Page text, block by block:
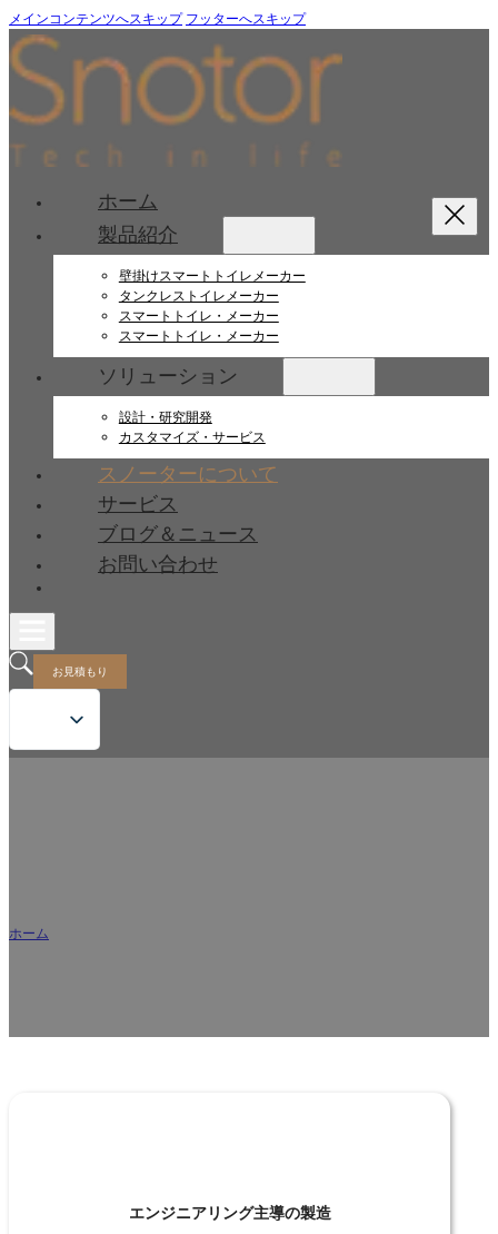
メインコンテンツへスキップ フッターへスキップ
ホーム
製品紹介
壁掛けスマートトイレメーカー
タンクレストイレメーカー
スマートトイレ・メーカー
スマートトイレ・メーカー
ソリューション
設計・研究開発
カスタマイズ・サービス
スノーターについて
サービス
ブログ＆ニュース
お問い合わせ
お見積もり
ホーム
エンジニアリング主導の製造